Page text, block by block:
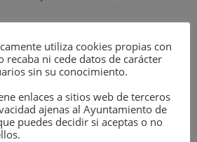
a través de instrumentos
visuales y experimentación libre
La sesión terminará con cuentos
de regazo.
utiliza cookies propias con
recaba ni cede datos de carácter
sin su conocimiento.
enlaces a sitios web de terceros
ajenas al Ayuntamiento de
puedes decidir si aceptas o no